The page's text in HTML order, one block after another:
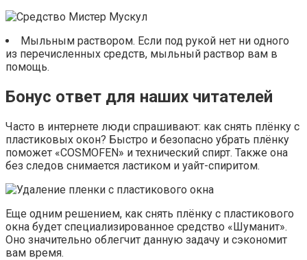
Мыльным раствором. Если под рукой нет ни одного
из перечисленных средств, мыльный раствор вам в
помощь.
Бонус ответ для наших читателей
Часто в интернете люди спрашивают: как снять плёнку с
пластиковых окон? Быстро и безопасно убрать плёнку
поможет «COSMOFEN» и технический спирт. Также она
без следов снимается ластиком и уайт-спиритом.
Еще одним решением, как снять плёнку с пластикового
окна будет специализированное средство «Шуманит».
Оно значительно облегчит данную задачу и сэкономит
вам время.